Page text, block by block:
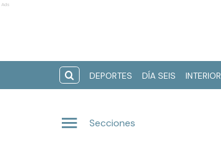
Ads
DEPORTES DÍA SEIS INTERIOR
Secciones